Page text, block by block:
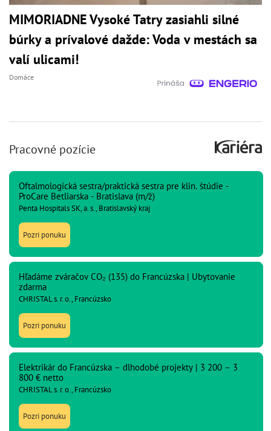
MIMORIADNE Vysoké Tatry zasiahli silné
búrky a prívalové dažde: Voda v mestách sa
valí ulicami!
Domáce
Pracovné pozície
Oftalmologická sestra/praktická sestra pre klin. štúdie -
ProCare Betliarska - Bratislava (m/ž)
Penta Hospitals SK, a. s., Bratislavský kraj
Pozri ponuku
Hľadáme zváračov CO₂ (135) do Francúzska | Ubytovanie
zdarma
CHRISTAL s. r. o., Francúzsko
Pozri ponuku
Elektrikár do Francúzska – dlhodobé projekty | 3 200 – 3
800 € netto
CHRISTAL s. r. o., Francúzsko
Pozri ponuku